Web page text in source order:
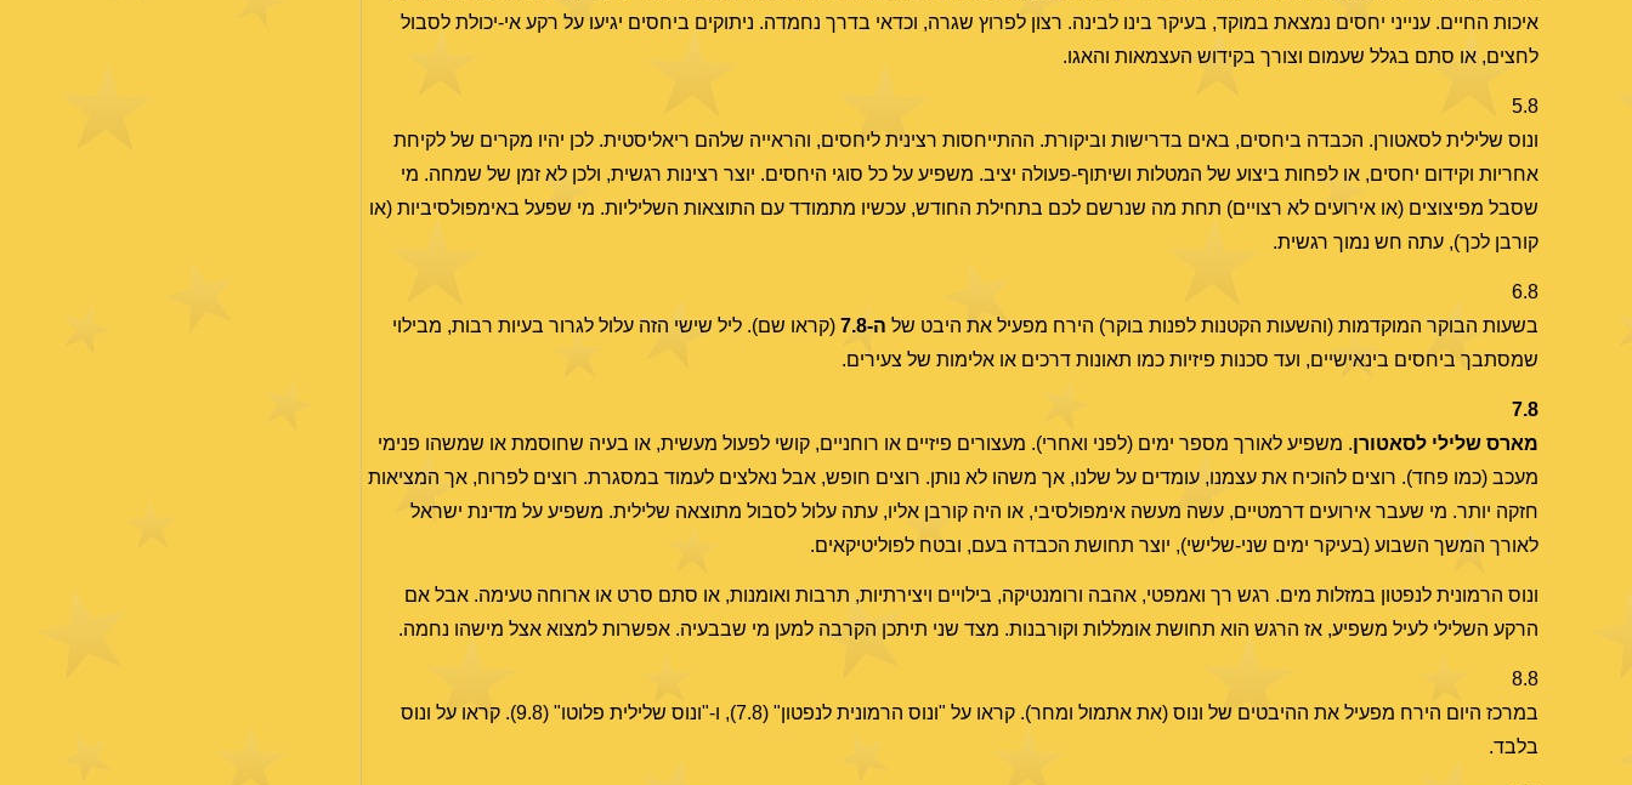
איכות החיים. ענייני יחסים נמצאת במוקד, בעיקר בינו לבינה. רצון לפרוץ שגרה, וכדאי בדרך נחמדה. ניתוקים ביחסים יגיעו על רקע אי-יכולת לסבול
לחצים, או סתם בגלל שעמום וצורך בקידוש העצמאות והאגו.
5.8
ונוס שלילית לסאטורן. הכבדה ביחסים, באים בדרישות וביקורת. ההתייחסות רצינית ליחסים, והראייה שלהם ריאליסטית. לכן יהיו מקרים של לקיחת
אחריות וקידום יחסים, או לפחות ביצוע של המטלות ושיתוף-פעולה יציב. משפיע על כל סוגי היחסים. יוצר רצינות רגשית, ולכן לא זמן של שמחה. מי
שסבל מפיצוצים (או אירועים לא רצויים) תחת מה שנרשם לכם בתחילת החודש, עכשיו מתמודד עם התוצאות השליליות. מי שפעל באימפולסיביות (או
קורבן לכך), עתה חש נמוך רגשית.
6.8
בשעות הבוקר המוקדמות (והשעות הקטנות לפנות בוקר) הירח מפעיל את היבט של ה-7.8
(קראו שם). ליל שישי הזה עלול לגרור בעיות רבות, מבילוי
שמסתבך ביחסים בינאישיים, ועד סכנות פיזיות כמו תאונות דרכים או אלימות של צעירים.
7.8
מארס שלילי לסאטורן. משפיע לאורך מספר ימים (לפני ואחרי). מעצורים פיזיים או רוחניים, קושי לפעול מעשית, או בעיה שחוסמת או שמשהו פנימי
מעכב (כמו פחד). רוצים להוכיח את עצמנו, עומדים על שלנו, אך משהו לא נותן. רוצים חופש, אבל נאלצים לעמוד במסגרת. רוצים לפרוח, אך המציאות
חזקה יותר. מי שעבר אירועים דרמטיים, עשה מעשה אימפולסיבי, או היה קורבן אליו, עתה עלול לסבול מתוצאה שלילית. משפיע על מדינת ישראל
לאורך המשך השבוע (בעיקר ימים שני-שלישי), יוצר תחושת הכבדה בעם, ובטח לפוליטיקאים.
ונוס הרמונית לנפטון במזלות מים. רגש רך ואמפטי, אהבה ורומנטיקה, בילויים ויצירתיות, תרבות ואומנות, או סתם סרט או ארוחה טעימה. אבל אם
הרקע השלילי לעיל משפיע, אז הרגש הוא תחושת אומללות וקורבנות. מצד שני תיתכן הקרבה למען מי שבבעיה. אפשרות למצוא אצל מישהו נחמה.
8.8
במרכז היום הירח מפעיל את ההיבטים של ונוס (את אתמול ומחר). קראו על "ונוס הרמונית לנפטון" (7.8), ו-"ונוס שלילית פלוטו" (9.8). קראו על ונוס
בלבד.